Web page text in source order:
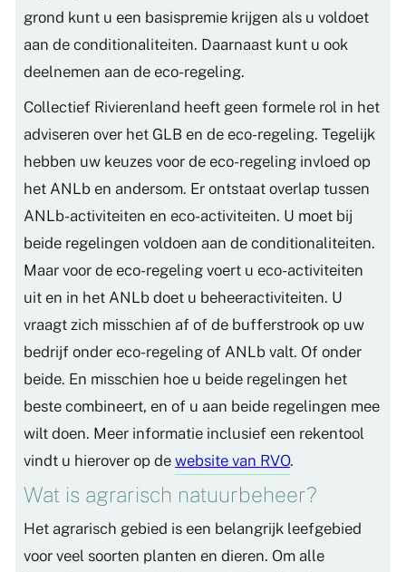
grond kunt u een basispremie krijgen als u voldoet
aan de conditionaliteiten. Daarnaast kunt u ook
deelnemen aan de eco-regeling.
Collectief Rivierenland heeft geen formele rol in het
adviseren over het GLB en de eco-regeling. Tegelijk
hebben uw keuzes voor de eco-regeling invloed op
het ANLb en andersom. Er ontstaat overlap tussen
ANLb-activiteiten en eco-activiteiten. U moet bij
beide regelingen voldoen aan de conditionaliteiten.
Maar voor de eco-regeling voert u eco-activiteiten
uit en in het ANLb doet u beheeractiviteiten. U
vraagt zich misschien af of de bufferstrook op uw
bedrijf onder eco-regeling of ANLb valt. Of onder
beide. En misschien hoe u beide regelingen het
beste combineert, en of u aan beide regelingen mee
wilt doen. Meer informatie inclusief een rekentool
vindt u hierover op de website van RVO.
Wat is agrarisch natuurbeheer?
Het agrarisch gebied is een belangrijk leefgebied
voor veel soorten planten en dieren. Om alle